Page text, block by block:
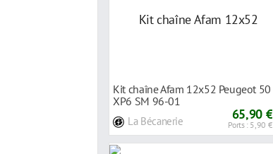
Kit chaîne Afam 12x52 Peugeot 50
XP6 SM 96-01
La Bécanerie 65,90 €
Ports : 5,90 €